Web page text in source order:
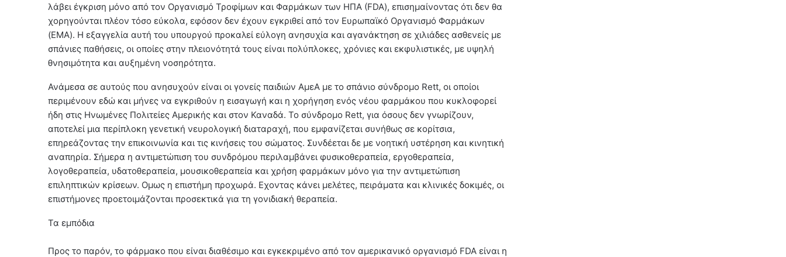
λάβει έγκριση μόνο από τον Οργανισμό Τροφίμων και Φαρμάκων των ΗΠΑ (FDA), επισημαίνοντας ότι δεν θα
χορηγούνται πλέον τόσο εύκολα, εφόσον δεν έχουν εγκριθεί από τον Ευρωπαϊκό Οργανισμό Φαρμάκων
(EMA). Η εξαγγελία αυτή του υπουργού προκαλεί εύλογη ανησυχία και αγανάκτηση σε χιλιάδες ασθενείς με
σπάνιες παθήσεις, οι οποίες στην πλειονότητά τους είναι πολύπλοκες, χρόνιες και εκφυλιστικές, με υψηλή
θνησιμότητα και αυξημένη νοσηρότητα.
Ανάμεσα σε αυτούς που ανησυχούν είναι οι γονείς παιδιών ΑμεΑ με το σπάνιο σύνδρομο Rett, οι οποίοι
περιμένουν εδώ και μήνες να εγκριθούν η εισαγωγή και η χορήγηση ενός νέου φαρμάκου που κυκλοφορεί
ήδη στις Ηνωμένες Πολιτείες Αμερικής και στον Καναδά. Το σύνδρομο Rett, για όσους δεν γνωρίζουν,
αποτελεί μια περίπλοκη γενετική νευρολογική διαταραχή, που εμφανίζεται συνήθως σε κορίτσια,
επηρεάζοντας την επικοινωνία και τις κινήσεις του σώματος. Συνδέεται δε με νοητική υστέρηση και κινητική
αναπηρία. Σήμερα η αντιμετώπιση του συνδρόμου περιλαμβάνει φυσικοθεραπεία, εργοθεραπεία,
λογοθεραπεία, υδατοθεραπεία, μουσικοθεραπεία και χρήση φαρμάκων μόνο για την αντιμετώπιση
επιληπτικών κρίσεων. Ομως η επιστήμη προχωρά. Εχοντας κάνει μελέτες, πειράματα και κλινικές δοκιμές, οι
επιστήμονες προετοιμάζονται προσεκτικά για τη γονιδιακή θεραπεία.
Τα εμπόδια
Προς το παρόν, το φάρμακο που είναι διαθέσιμο και εγκεκριμένο από τον αμερικανικό οργανισμό FDA είναι η